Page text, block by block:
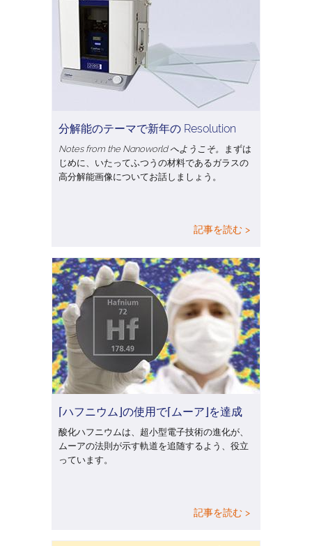
分解能のテーマで新年の Resolution
Notes from the Nanoworld へようこそ。
まずは
じめに、いたってふつうの材料であるガラスの
高分解能画像についてお話しましょう。
記事を読む >
⌈ハフニウム⌋の使用で⌈ムーア⌋を達成
酸化ハフニウムは、超小型電子技術の進化が、
ムーアの法則が示す軌道を追随するよう、役立
っています。
記事を読む >